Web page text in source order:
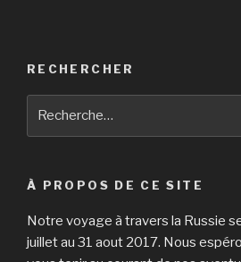
RECHERCHER
À PROPOS DE CE SITE
Notre voyage à travers la Russie
juillet au 31 aout 2017. Nous